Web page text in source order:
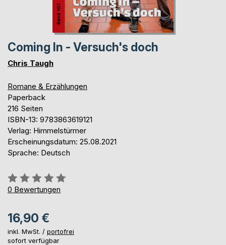
Coming In - Versuch's doch
Chris Taugh
Romane & Erzählungen
Paperback
216 Seiten
ISBN-13: 9783863619121
Verlag: Himmelstürmer
Erscheinungsdatum: 25.08.2021
Sprache: Deutsch
Bewertung::
0%
0 Bewertungen
16,90 €
inkl. MwSt. / portofrei
sofort verfügbar